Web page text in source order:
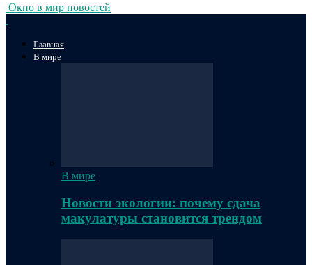
Окно в мир новостей
Главная
В мире
В мире
Новости экологии: почему сдача
макулатуры становится трендом